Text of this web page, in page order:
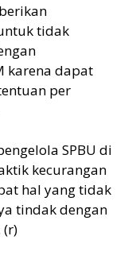
tidak
karena dapat
per
SPBU di
kecurangan
hal yang tidak
tindak dengan
(r)